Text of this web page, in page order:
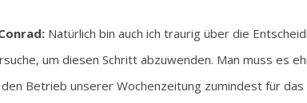
Natürlich bin auch ich traurig über die
um diesen Schritt abzuwenden. Man muss es
Betrieb unserer Wochenzeitung zumindest für